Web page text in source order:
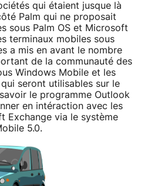
qui étaient jusque là
Palm qui ne proposait
sous Palm OS et Microsoft
terminaux mobiles sous
a mis en avant le nombre
de la communauté des
Windows Mobile et les
seront utilisables sur le
le programme Outlook
en intéraction avec les
Exchange via le système
5.0.